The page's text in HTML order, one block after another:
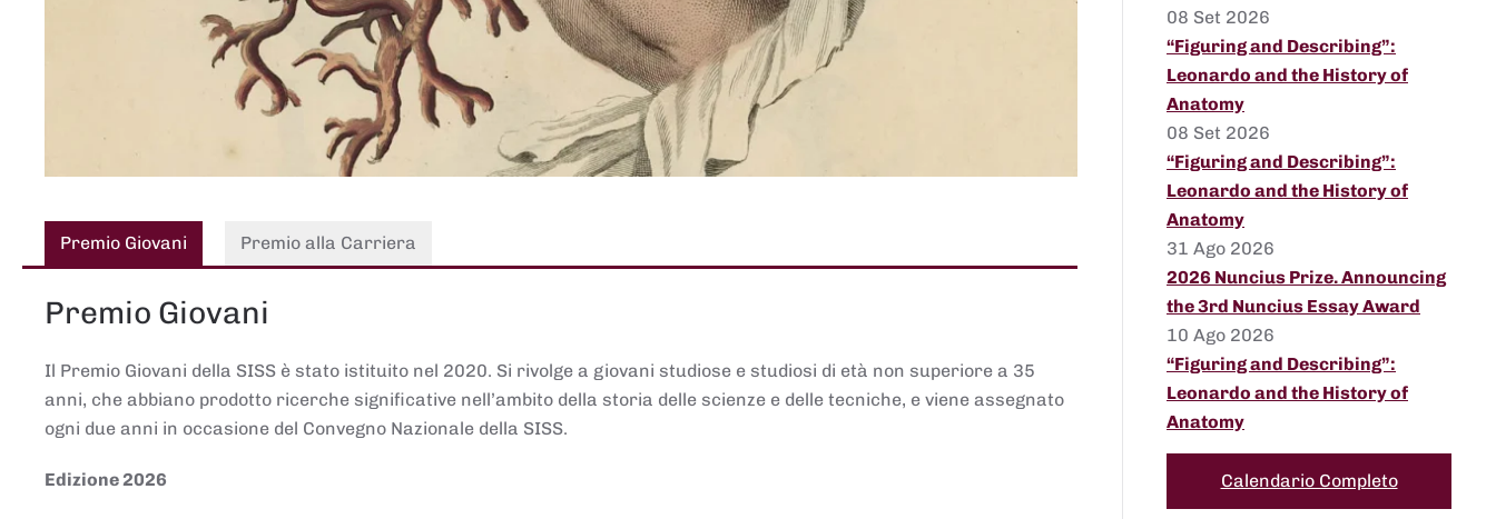
Premio Giovani Premio alla Carriera
Premio Giovani
Il Premio Giovani della SISS è stato istituito nel 2020. Si rivolge a giovani studiose e studiosi di età non superiore a 35
anni, che abbiano prodotto ricerche significative nell’ambito della storia delle scienze e delle tecniche, e viene assegnato
ogni due anni in occasione del Convegno Nazionale della SISS.
Edizione 2026
08 Set 2026
“Figuring and Describing”:
Leonardo and the History of
Anatomy
08 Set 2026
“Figuring and Describing”:
Leonardo and the History of
Anatomy
31 Ago 2026
2026 Nuncius Prize. Announcing
the 3rd Nuncius Essay Award
10 Ago 2026
“Figuring and Describing”:
Leonardo and the History of
Anatomy
Calendario Completo